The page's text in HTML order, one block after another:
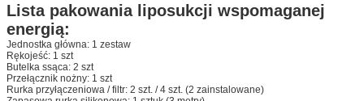
Lista pakowania liposukcji wspomaganej
energią:
Jednostka główna: 1 zestaw
Rękojeść: 1 szt
Butelka ssąca: 2 szt
Przełącznik nożny: 1 szt
Rurka przyłączeniowa / filtr: 2 szt. / 4 szt. (2 zainstalowane)